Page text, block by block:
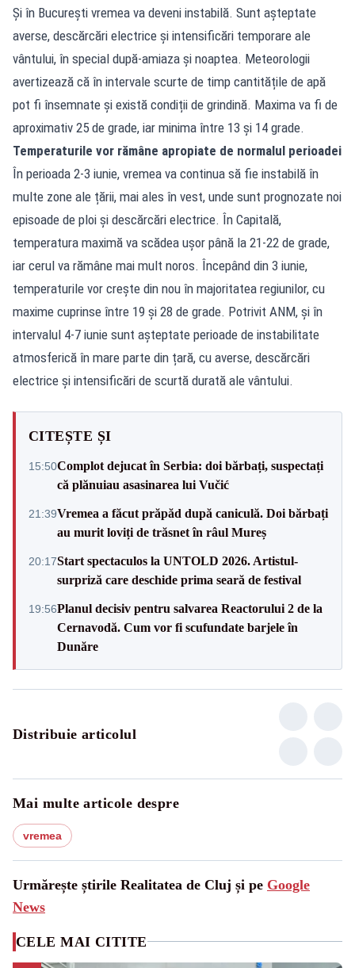
Și în București vremea va deveni instabilă. Sunt așteptate
averse, descărcări electrice și intensificări temporare ale
vântului, în special după-amiaza și noaptea. Meteorologii
avertizează că în intervale scurte de timp cantitățile de apă
pot fi însemnate și există condiții de grindină. Maxima va fi de
aproximativ 25 de grade, iar minima între 13 și 14 grade.
Temperaturile vor rămâne apropiate de normalul perioadei
În perioada 2-3 iunie, vremea va continua să fie instabilă în
multe zone ale țării, mai ales în vest, unde sunt prognozate noi
episoade de ploi și descărcări electrice. În Capitală,
temperatura maximă va scădea ușor până la 21-22 de grade,
iar cerul va rămâne mai mult noros. Începând din 3 iunie,
temperaturile vor crește din nou în majoritatea regiunilor, cu
maxime cuprinse între 19 și 28 de grade. Potrivit ANM, și în
intervalul 4-7 iunie sunt așteptate perioade de instabilitate
atmosferică în mare parte din țară, cu averse, descărcări
electrice și intensificări de scurtă durată ale vântului.
CITEȘTE ȘI
15:50Complot dejucat în Serbia: doi bărbați, suspectați
că plănuiau asasinarea lui Vučić
21:39Vremea a făcut prăpăd după caniculă. Doi bărbați
au murit loviți de trăsnet în râul Mureș
20:17Start spectaculos la UNTOLD 2026. Artistul-
surpriză care deschide prima seară de festival
19:56Planul decisiv pentru salvarea Reactorului 2 de la
Cernavodă. Cum vor fi scufundate barjele în
Dunăre
Distribuie articolul
Mai multe articole despre
vremea
Urmărește știrile Realitatea de Cluj și pe Google
News
CELE MAI CITITE